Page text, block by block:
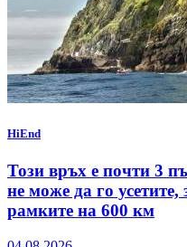
HiEnd
Този връх е почти 3
не може да го усетите,
рамките на 600 км